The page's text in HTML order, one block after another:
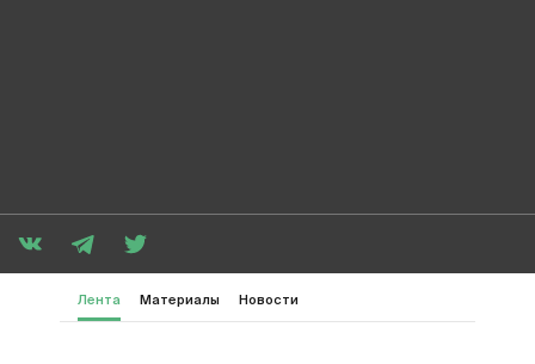
Лента Материалы Новости